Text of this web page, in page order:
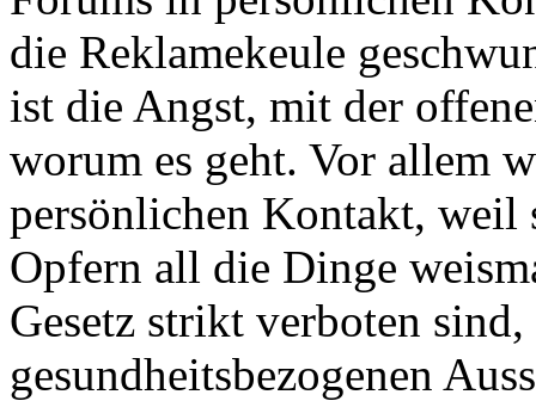
die Reklamekeule
ist die Angst, mit der
worum es geht. Vor allem
persönlichen Kontakt, weil
Opfern all die Dinge
Gesetz strikt verboten
gesundheitsbezogenen